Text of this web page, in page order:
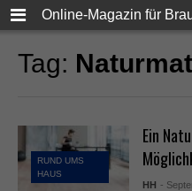
Online-Magazin für
Tag:
RUND UMS
HAUS
Ein
HH -